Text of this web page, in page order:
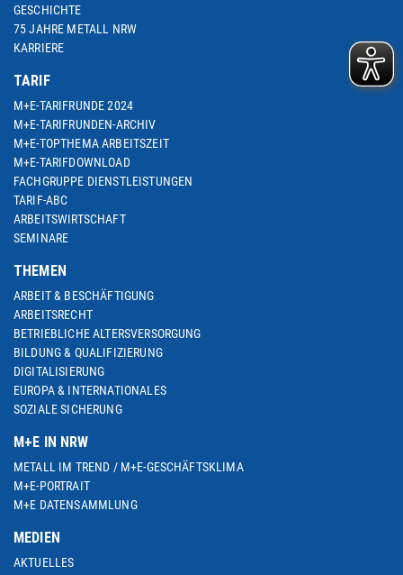
GESCHICHTE
75 JAHRE METALL NRW
KARRIERE
TARIF
M+E-TARIFRUNDE 2024
M+E-TARIFRUNDEN-ARCHIV
M+E-TOPTHEMA ARBEITSZEIT
M+E-TARIFDOWNLOAD
FACHGRUPPE DIENSTLEISTUNGEN
TARIF-ABC
ARBEITSWIRTSCHAFT
SEMINARE
THEMEN
ARBEIT & BESCHÄFTIGUNG
ARBEITSRECHT
BETRIEBLICHE ALTERSVERSORGUNG
BILDUNG & QUALIFIZIERUNG
DIGITALISIERUNG
EUROPA & INTERNATIONALES
SOZIALE SICHERUNG
M+E IN NRW
METALL IM TREND / M+E-GESCHÄFTSKLIMA
M+E-PORTRAIT
M+E DATENSAMMLUNG
MEDIEN
AKTUELLES